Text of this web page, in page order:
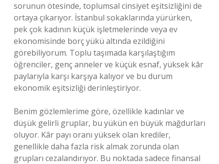
sorunun ötesinde, toplumsal cinsiyet eşitsizliğini de
ortaya çıkarıyor. İstanbul sokaklarında yürürken,
pek çok kadının küçük işletmelerinde veya ev
ekonomisinde borç yükü altında ezildiğini
görebiliyorum. Toplu taşımada karşılaştığım
öğrenciler, genç anneler ve küçük esnaf, yüksek kâr
paylarıyla karşı karşıya kalıyor ve bu durum
ekonomik eşitsizliği derinleştiriyor.
Benim gözlemlerime göre, özellikle kadınlar ve
düşük gelirli gruplar, bu yükün en büyük mağdurları
oluyor. Kâr payı oranı yüksek olan krediler,
genellikle daha fazla risk almak zorunda olan
grupları cezalandırıyor. Bu noktada sadece finansal